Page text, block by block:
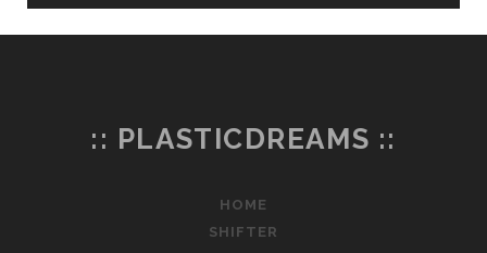
:: PLASTICDREAMS ::
HOME
SHIFTER